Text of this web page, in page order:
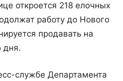
откроется 218 елочных
работу до Нового
продавать на
дня.
службе Департамента